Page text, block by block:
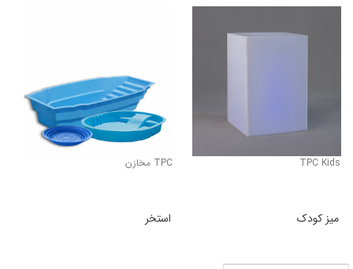
TPC Kids
میز کودک
TPC مخازن
استخر